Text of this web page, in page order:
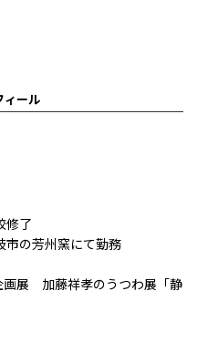
ィール
修了
の芳州窯にて勤務
画展 加藤祥孝のうつわ展「静